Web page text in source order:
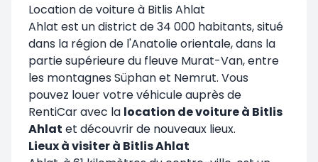
Location de voiture à Bitlis Ahlat
Ahlat est un district de 34 000 habitants, situé
dans la région de l'Anatolie orientale, dans la
partie supérieure du fleuve Murat-Van, entre
les montagnes Süphan et Nemrut. Vous
pouvez louer votre véhicule auprès de
RentiCar avec la location de voiture à Bitlis
Ahlat et découvrir de nouveaux lieux.
Lieux à visiter à Bitlis Ahlat